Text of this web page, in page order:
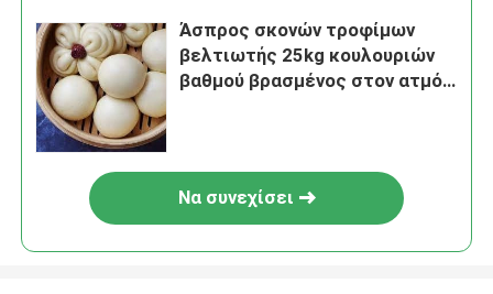
Άσπρος σκονών τροφίμων
βελτιωτής 25kg κουλουριών
βαθμού βρασμένος στον ατμό
Να συνεχίσει